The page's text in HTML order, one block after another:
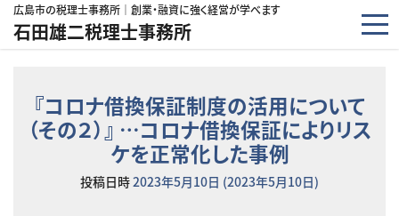
コンテンツへスキップ
広島市の税理士事務所｜創業・融資に強く経営が学べます
石田雄二税理士事務所
『コロナ借換保証制度の活用について
（その２）』 …コロナ借換保証によりリス
ケを正常化した事例
投稿日時2023年5月10日 (2023年5月10日)